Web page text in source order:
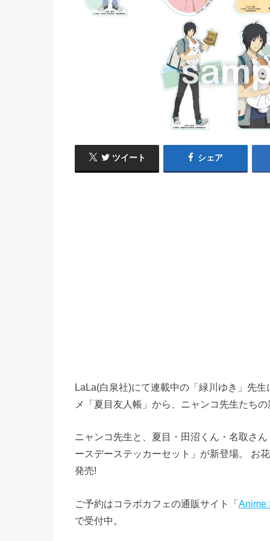
ツイート シェア
LaLa(白泉社)にて連載中の「緑川ゆき」先
メ「夏目友人帳」から、ニャンコ先生たち
ニャンコ先生と、夏目・田沼くん・名取さ
ースデーステッカーセット」が新登場。 お
発売!
ご予約はコラボカフェの通販サイト「Anime
で受付中。